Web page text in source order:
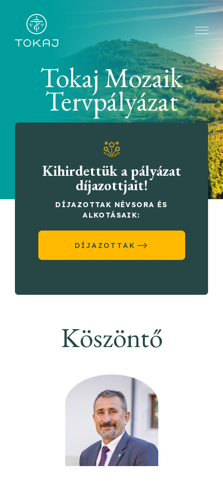
Tokaj Mozaik
Tervpályázat
Kihirdettük a pályázat
díjazottjait!
DÍJAZOTTAK NÉVSORA ÉS
ALKOTÁSAIK:
DÍJAZOTTAK
Köszöntő